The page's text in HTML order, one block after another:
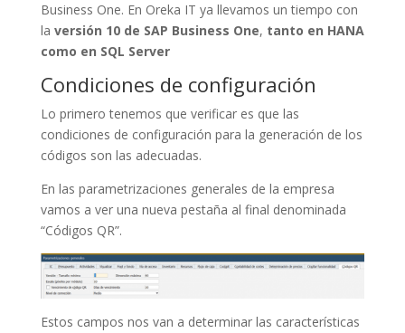
Business One. En Oreka IT ya llevamos un tiempo con
la versión 10 de SAP Business One, tanto en HANA
como en SQL Server
Condiciones de configuración
Lo primero tenemos que verificar es que las
condiciones de configuración para la generación de los
códigos son las adecuadas.
En las parametrizaciones generales de la empresa
vamos a ver una nueva pestaña al final denominada
“Códigos QR”.
Estos campos nos van a determinar las características